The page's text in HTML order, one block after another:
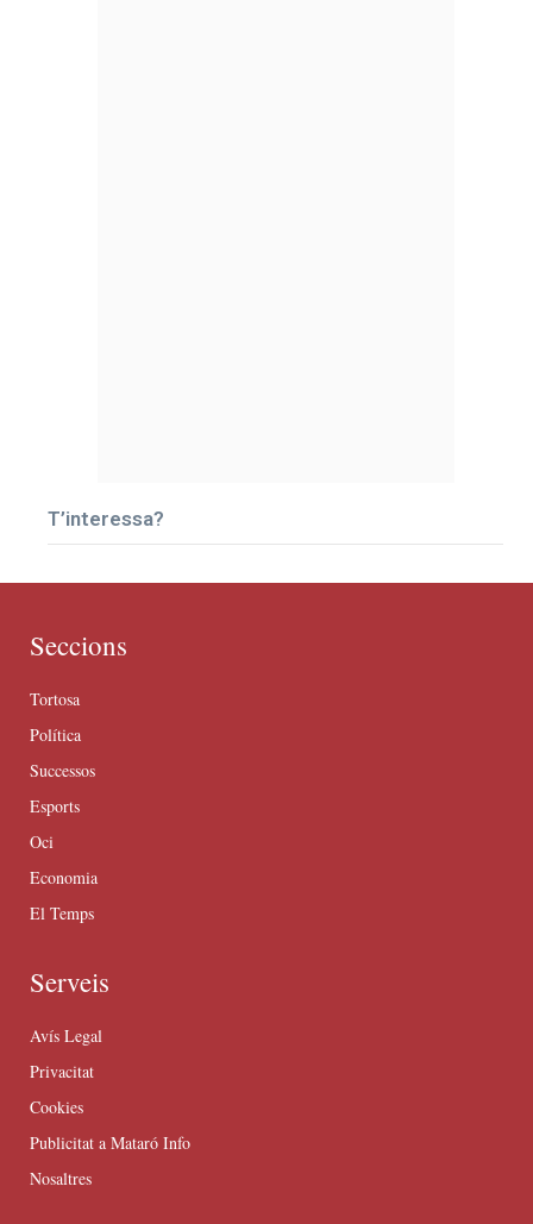
T’interessa?
Seccions
Tortosa
Política
Successos
Esports
Oci
Economia
El Temps
Serveis
Avís Legal
Privacitat
Cookies
Publicitat a Mataró Info
Nosaltres